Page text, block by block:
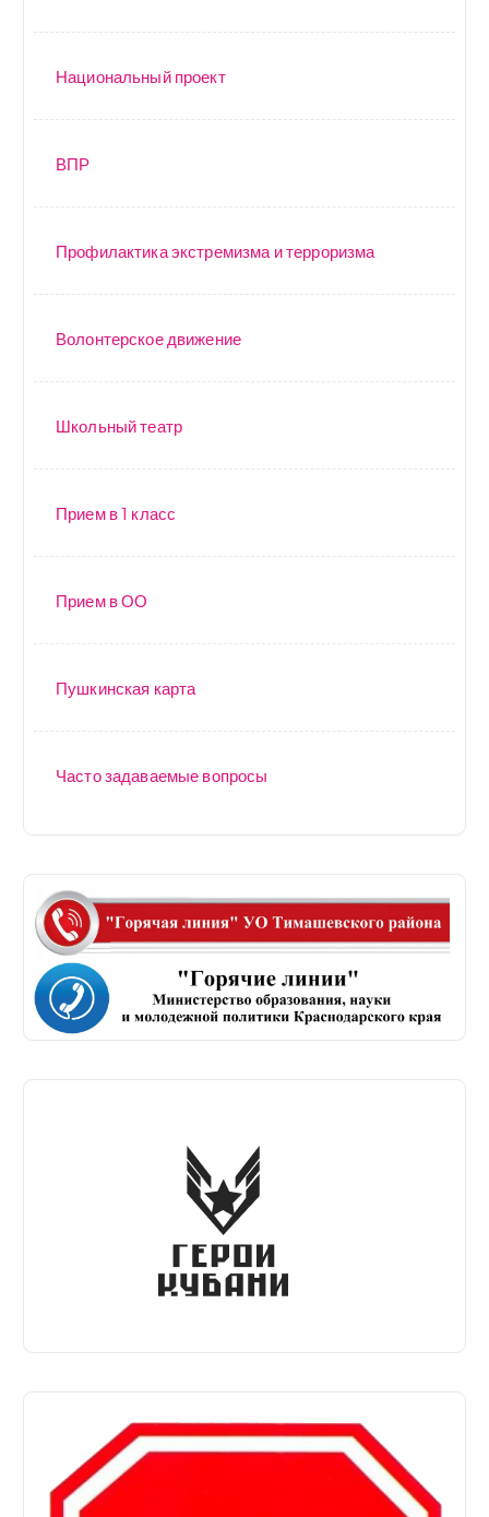
Национальный проект
ВПР
Профилактика экстремизма и терроризма
Волонтерское движение
Школьный театр
Прием в 1 класс
Прием в ОО
Пушкинская карта
Часто задаваемые вопросы